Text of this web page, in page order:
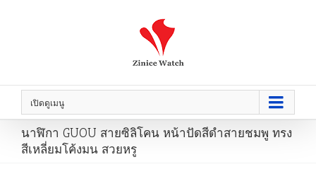
เปิดดูเมนู
นาฬิกา GUOU สายซิลิโคน หน้าปัดสีดำสายชมพู ทรง
สีเหลี่ยมโค้งมน สวยหรู